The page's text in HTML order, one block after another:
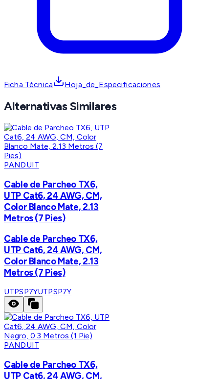
Ficha Técnica Hoja_de_Especificaciones
Alternativas Similares
PANDUIT
Cable de Parcheo TX6,
UTP Cat6, 24 AWG, CM,
Color Blanco Mate, 2.13
Metros (7 Pies)
Cable de Parcheo TX6,
UTP Cat6, 24 AWG, CM,
Color Blanco Mate, 2.13
Metros (7 Pies)
UTPSP7YUTPSP7Y
PANDUIT
Cable de Parcheo TX6,
UTP Cat6, 24 AWG, CM,